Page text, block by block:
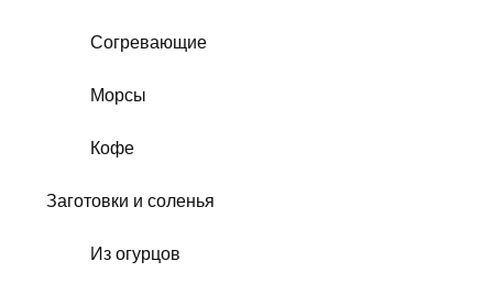
Согревающие
Морсы
Кофе
Заготовки и соленья
Из огурцов